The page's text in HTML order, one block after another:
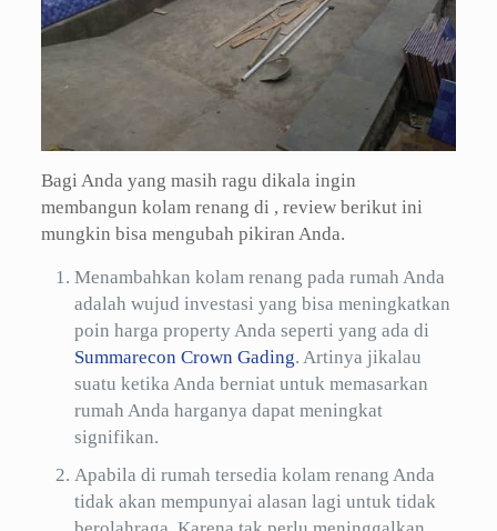
Bagi Anda yang masih ragu dikala ingin
membangun kolam renang di , review berikut ini
mungkin bisa mengubah pikiran Anda.
Menambahkan kolam renang pada rumah Anda
adalah wujud investasi yang bisa meningkatkan
poin harga property Anda seperti yang ada di
Summarecon Crown Gading. Artinya jikalau
suatu ketika Anda berniat untuk memasarkan
rumah Anda harganya dapat meningkat
signifikan.
Apabila di rumah tersedia kolam renang Anda
tidak akan mempunyai alasan lagi untuk tidak